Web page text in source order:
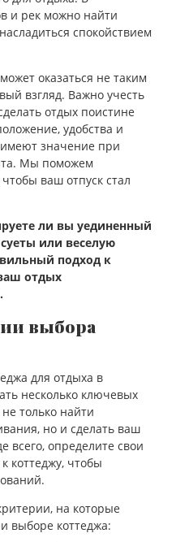
и рек можно найти
спокойствием
оказаться не таким
взгляд. Важно учесть
отдых поистине
удобства и
имеют значение при
Мы поможем
ваш отпуск стал
ли вы уединенный
или веселую
подход к
отдых
выбора
для отдыха в
несколько ключевых
только найти
но и сделать ваш
определите свои
коттеджу, чтобы
на которые
выборе коттеджа: